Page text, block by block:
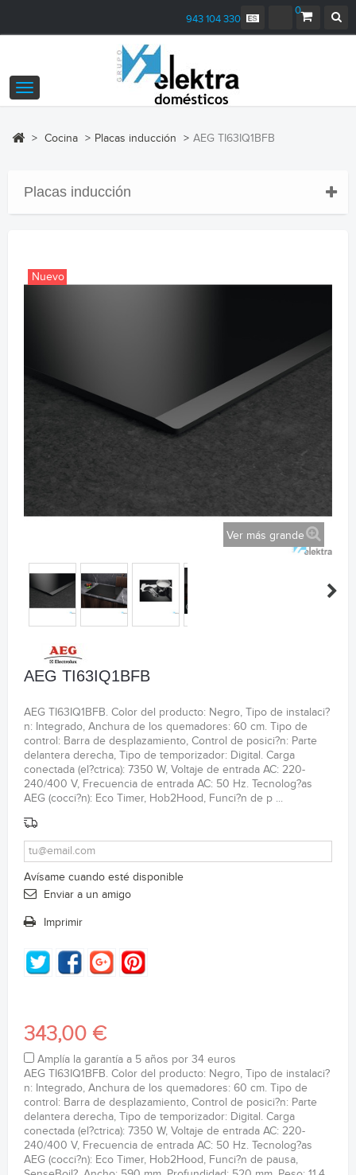
0
943 104 330
Navegación
Toggle
> Cocina > Placas inducción > AEG TI63IQ1BFB
Placas inducción
Nuevo
Ver más grande
AEG TI63IQ1BFB
AEG TI63IQ1BFB. Color del producto: Negro, Tipo de instalaci?
n: Integrado, Anchura de los quemadores: 60 cm. Tipo de
control: Barra de desplazamiento, Control de posici?n: Parte
delantera derecha, Tipo de temporizador: Digital. Carga
conectada (el?ctrica): 7350 W, Voltaje de entrada AC: 220-
240/400 V, Frecuencia de entrada AC: 50 Hz. Tecnolog?as
AEG (cocci?n): Eco Timer, Hob2Hood, Funci?n de p ...
Avísame cuando esté disponible
Enviar a un amigo
Imprimir
343,00 €
Amplía la garantía a 5 años por 34 euros
AEG TI63IQ1BFB. Color del producto: Negro, Tipo de instalaci?
n: Integrado, Anchura de los quemadores: 60 cm. Tipo de
control: Barra de desplazamiento, Control de posici?n: Parte
delantera derecha, Tipo de temporizador: Digital. Carga
conectada (el?ctrica): 7350 W, Voltaje de entrada AC: 220-
240/400 V, Frecuencia de entrada AC: 50 Hz. Tecnolog?as
AEG (cocci?n): Eco Timer, Hob2Hood, Funci?n de pausa,